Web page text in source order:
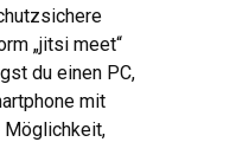
„jitsi meet“
du einen PC,
mit
Möglichkeit,